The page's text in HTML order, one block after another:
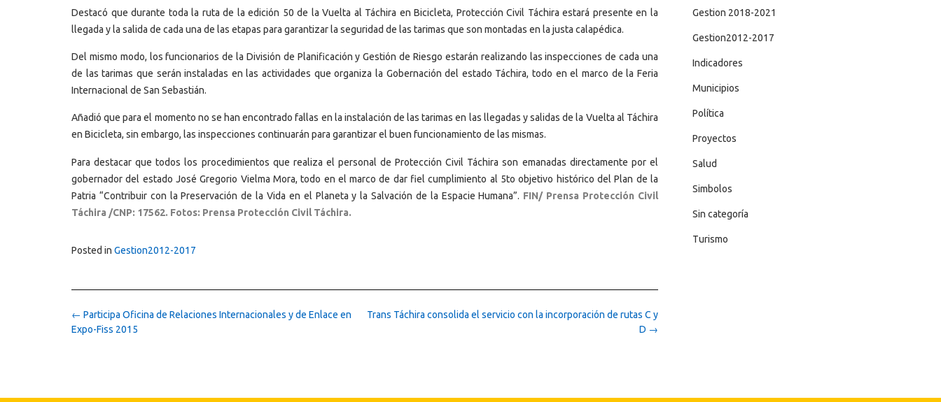
Destacó que durante toda la ruta de la edición 50 de la Vuelta al Táchira en Bicicleta, Protección Civil Táchira estará presente en la
llegada y la salida de cada una de las etapas para garantizar la seguridad de las tarimas que son montadas en la justa calapédica.
Del mismo modo, los funcionarios de la División de Planificación y Gestión de Riesgo estarán realizando las inspecciones de cada una
de las tarimas que serán instaladas en las actividades que organiza la Gobernación del estado Táchira, todo en el marco de la Feria
Internacional de San Sebastián.
Añadió que para el momento no se han encontrado fallas en la instalación de las tarimas en las llegadas y salidas de la Vuelta al Táchira
en Bicicleta, sin embargo, las inspecciones continuarán para garantizar el buen funcionamiento de las mismas.
Para destacar que todos los procedimientos que realiza el personal de Protección Civil Táchira son emanadas directamente por el
gobernador del estado José Gregorio Vielma Mora, todo en el marco de dar fiel cumplimiento al 5to objetivo histórico del Plan de la
Patria “Contribuir con la Preservación de la Vida en el Planeta y la Salvación de la Espacie Humana”. FIN/ Prensa Protección Civil
Táchira /CNP: 17562. Fotos: Prensa Protección Civil Táchira.
Posted in Gestion2012-2017
Post
navigation
Trans Táchira consolida el servicio con la incorporación de rutas C y
D →
← Participa Oficina de Relaciones Internacionales y de Enlace en
Expo-Fiss 2015
Gestion 2018-2021
Gestion2012-2017
Indicadores
Municipios
Política
Proyectos
Salud
Simbolos
Sin categoría
Turismo